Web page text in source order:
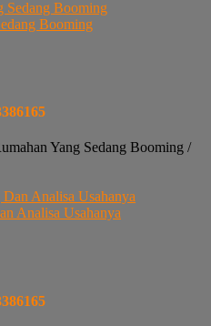
Booming
Yang Sedang Booming /
Analisa Usahanya